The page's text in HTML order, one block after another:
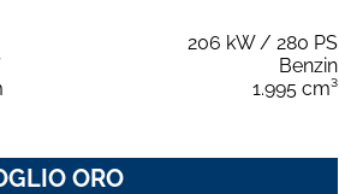
206 kW / 280 PS
Benzin
1.995 cm³
ORO